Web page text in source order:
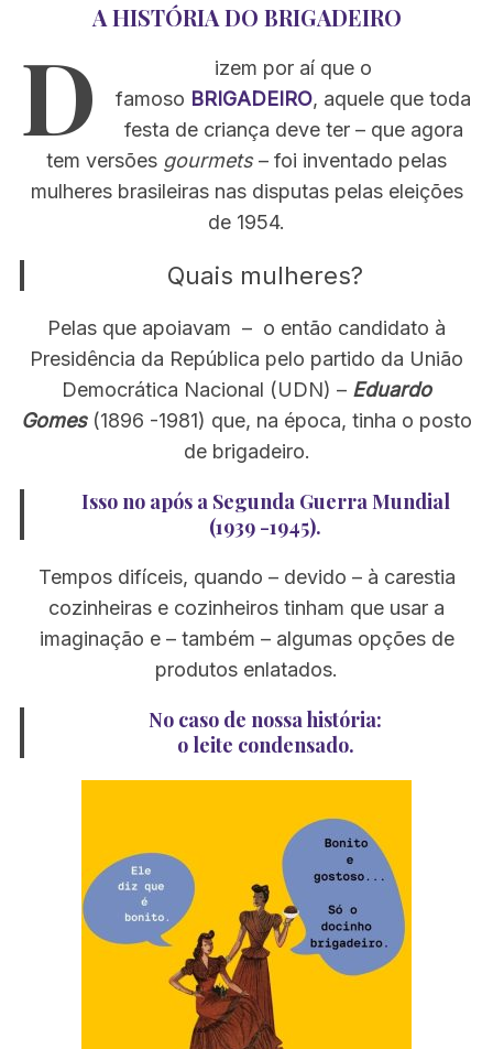
A HISTÓRIA DO BRIGADEIRO
D
izem por aí que o
famoso BRIGADEIRO, aquele que toda
festa de criança deve ter – que agora
tem versões gourmets– foi inventado pelas
mulheres brasileiras nas disputas pelas eleições
de 1954.
Quais mulheres?
Pelas que apoiavam – o então candidato à
Presidência da República pelo partido da União
Democrática Nacional (UDN) – Eduardo
Gomes(1896 -1981) que, na época, tinha o posto
de brigadeiro.
Isso no após a Segunda Guerra Mundial
(1939 -1945).
Tempos difíceis, quando – devido – à carestia
cozinheiras e cozinheiros tinham que usar a
imaginação e – também – algumas opções de
produtos enlatados.
No caso de nossa história:
o leite condensado.